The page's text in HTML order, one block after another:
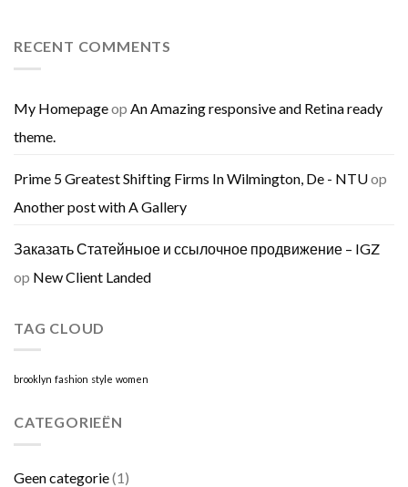
RECENT COMMENTS
My Homepageop An Amazing responsive and Retina ready
theme.
Prime 5 Greatest Shifting Firms In Wilmington, De - NTUop
Another post with A Gallery
Заказать Статейныое и ссылочное продвижение – IGZ
op New Client Landed
TAG CLOUD
brooklyn fashion style women
CATEGORIEËN
Geen categorie(1)